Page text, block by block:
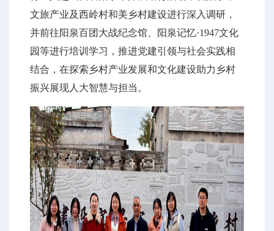
文旅产业及西岭村和美乡村建设进行深入调研，
并前往阳泉百团大战纪念馆、阳泉记忆·1947文化
园等进行培训学习，推进党建引领与社会实践相
结合，在探索乡村产业发展和文化建设助力乡村
振兴展现人大智慧与担当。